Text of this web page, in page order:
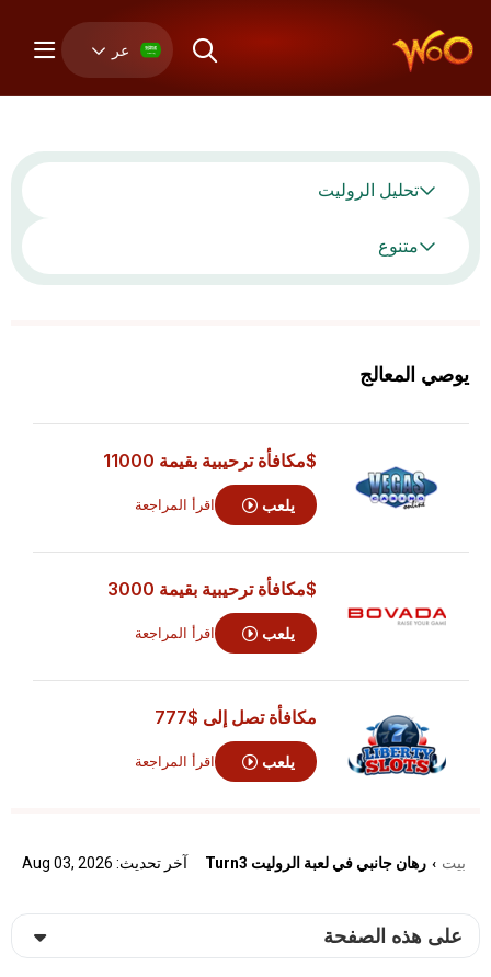
عر
تحليل الروليت
متنوع
يوصي المعالج
$مكافأة ترحيبية بقيمة 11000
يلعب اقرأ المراجعة
$مكافأة ترحيبية بقيمة 3000
يلعب اقرأ المراجعة
مكافأة تصل إلى$777
يلعب اقرأ المراجعة
بيت › رهان جانبي في لعبة الروليت Turn3 آخر تحديث: Aug 03, 2026
على هذه الصفحة